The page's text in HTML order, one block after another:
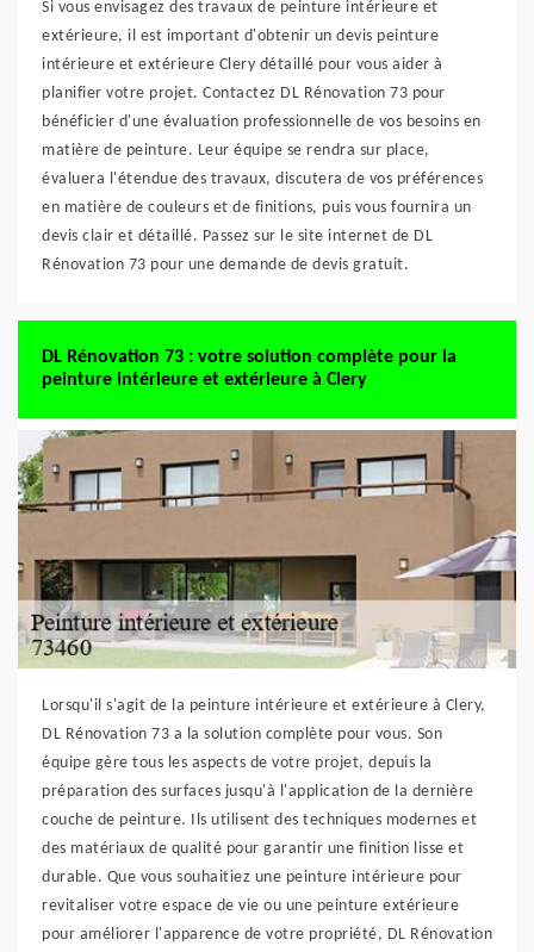
Si vous envisagez des travaux de peinture intérieure et
extérieure, il est important d'obtenir un devis peinture
intérieure et extérieure Clery détaillé pour vous aider à
planifier votre projet. Contactez DL Rénovation 73 pour
bénéficier d'une évaluation professionnelle de vos besoins en
matière de peinture. Leur équipe se rendra sur place,
évaluera l'étendue des travaux, discutera de vos préférences
en matière de couleurs et de finitions, puis vous fournira un
devis clair et détaillé. Passez sur le site internet de DL
Rénovation 73 pour une demande de devis gratuit.
DL Rénovation 73 : votre solution complète pour la
peinture intérieure et extérieure à Clery
Lorsqu'il s'agit de la peinture intérieure et extérieure à Clery,
DL Rénovation 73 a la solution complète pour vous. Son
équipe gère tous les aspects de votre projet, depuis la
préparation des surfaces jusqu'à l'application de la dernière
couche de peinture. Ils utilisent des techniques modernes et
des matériaux de qualité pour garantir une finition lisse et
durable. Que vous souhaitiez une peinture intérieure pour
revitaliser votre espace de vie ou une peinture extérieure
pour améliorer l'apparence de votre propriété, DL Rénovation